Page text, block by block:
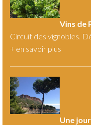
Vins de
Circuit des vignobles.
+ en savoir plus
Une